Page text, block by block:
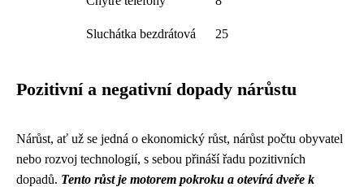
Sluchátka bezdrátová 25
Pozitivní a negativní dopady nárůstu
Nárůst, ať už se jedná o ekonomický růst, nárůst počtu obyvatel
nebo rozvoj technologií, s sebou přináší řadu pozitivních
dopadů. Tento růst je motorem pokroku a otevírá dveře k